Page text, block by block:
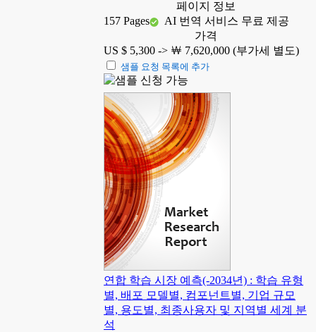
페이지 정보
157 Pages
AI 번역 서비스 무료 제공
가격
US $ 5,300 -> ￦ 7,620,000 (부가세 별도)
샘플 요청 목록에 추가
연합 학습 시장 예측(-2034년) : 학습 유형
별, 배포 모델별, 컴포넌트별, 기업 규모
별, 용도별, 최종사용자 및 지역별 세계 분
석